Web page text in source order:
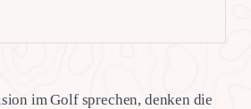
im Golf sprechen, denken die